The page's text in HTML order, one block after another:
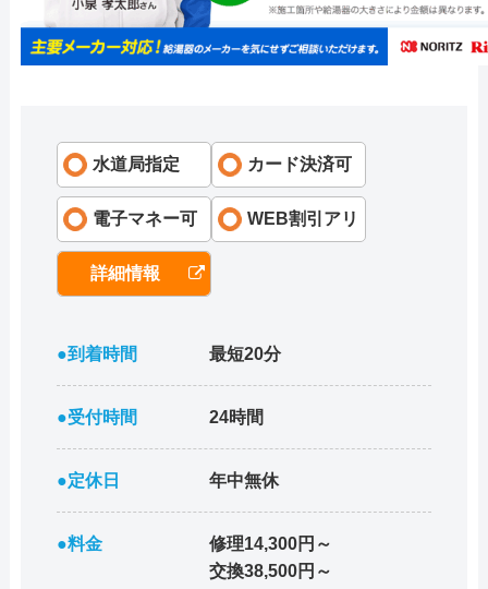
水道局指定 カード決済可
電子マネー可 WEB割引アリ
詳細情報
●到着時間 最短20分
●受付時間 24時間
●定休日 年中無休
●料金
修理14,300円～
交換38,500円～